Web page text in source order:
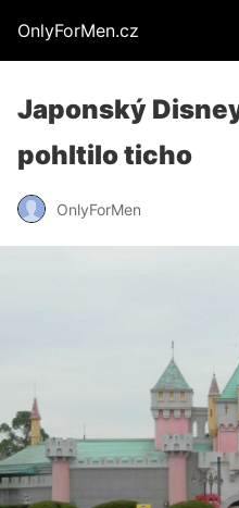
OnlyForMen.cz
Japonský
pohltilo ticho
OnlyForMen